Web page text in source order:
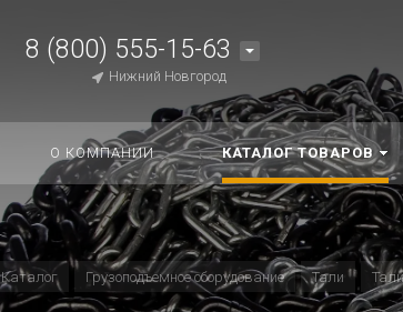
8 (800) 555-15-63
Нижний Новгород
О КОМПАНИИ КАТАЛОГ ТОВАРОВ
Каталог Грузоподъемное оборудование Тали